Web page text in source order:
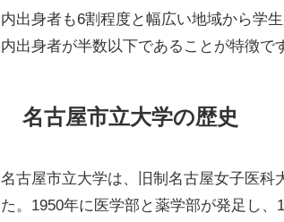
内出身者も6割程度と幅広い地域から学
内出身者が半数以下であることが特徴で
名古屋市立大学の歴史
名古屋市立大学は、旧制名古屋女子医科
た。1950年に医学部と薬学部が発足し